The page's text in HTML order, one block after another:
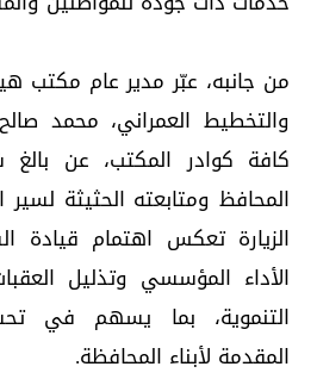
من جانبه، عبّر مدير عام مكتب
والتخطيط العمراني، محمد
كافة كوادر المكتب، عن بالغ
المحافظ ومتابعته الحثيثة
الزيارة تعكس اهتمام قيادة
الأداء المؤسسي وتذليل
التنموية، بما يسهم في
المقدمة لأبناء المحافظة.